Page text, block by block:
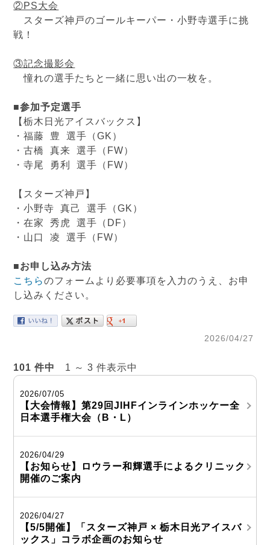
②PS大会
スターズ神戸のゴールキーパー・小野寺選手に挑
戦！
③記念撮影会
憧れの選手たちと一緒に思い出の一枚を。
■参加予定選手
【栃木日光アイスバックス】
・福藤 豊 選手（GK）
・古橋 真来 選手（FW）
・寺尾 勇利 選手（FW）
【スターズ神戸】
・小野寺 真己 選手（GK）
・在家 秀虎 選手（DF）
・山口 凌 選手（FW）
■お申し込み方法
こちらのフォームより必要事項を入力のうえ、お申
し込みください。
2026/04/27
101 件中 1 ～ 3 件表示中
2026/07/05
【大会情報】第29回JIHFインラインホッケー全
日本選手権大会（B・L）
2026/04/29
【お知らせ】ロウラー和輝選手によるクリニック
開催のご案内
2026/04/27
【5/5開催】「スターズ神戸 × 栃木日光アイスバ
ックス」コラボ企画のお知らせ